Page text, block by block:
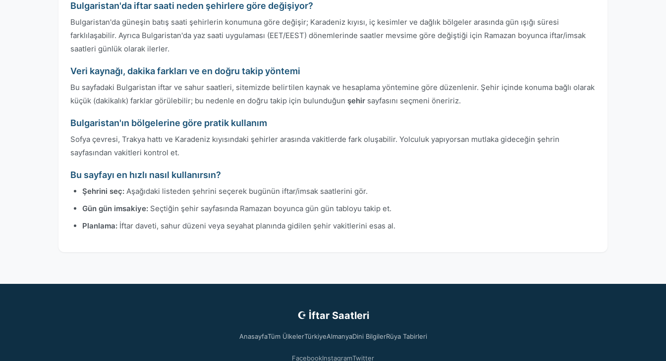
Bulgaristan'da iftar saati neden şehirlere göre değişiyor?
Bulgaristan'da güneşin batış saati şehirlerin konumuna göre değişir; Karadeniz kıyısı, iç kesimler ve dağlık bölgeler arasında gün ışığı süresi
farklılaşabilir. Ayrıca Bulgaristan'da yaz saati uygulaması (EET/EEST) dönemlerinde saatler mevsime göre değiştiği için Ramazan boyunca iftar/imsak
saatleri günlük olarak ilerler.
Veri kaynağı, dakika farkları ve en doğru takip yöntemi
Bu sayfadaki Bulgaristan iftar ve sahur saatleri, sitemizde belirtilen kaynak ve hesaplama yöntemine göre düzenlenir. Şehir içinde konuma bağlı olarak
küçük (dakikalık) farklar görülebilir; bu nedenle en doğru takip için bulunduğun şehir sayfasını seçmeni öneririz.
Bulgaristan'ın bölgelerine göre pratik kullanım
Sofya çevresi, Trakya hattı ve Karadeniz kıyısındaki şehirler arasında vakitlerde fark oluşabilir. Yolculuk yapıyorsan mutlaka gideceğin şehrin
sayfasından vakitleri kontrol et.
Bu sayfayı en hızlı nasıl kullanırsın?
Şehrini seç: Aşağıdaki listeden şehrini seçerek bugünün iftar/imsak saatlerini gör.
Gün gün imsakiye: Seçtiğin şehir sayfasında Ramazan boyunca gün gün tabloyu takip et.
Planlama: İftar daveti, sahur düzeni veya seyahat planında gidilen şehir vakitlerini esas al.
☪ İftar Saatleri
AnasayfaTüm ÜlkelerTürkiyeAlmanyaDini BilgilerRüya Tabirleri
FacebookInstagramTwitter